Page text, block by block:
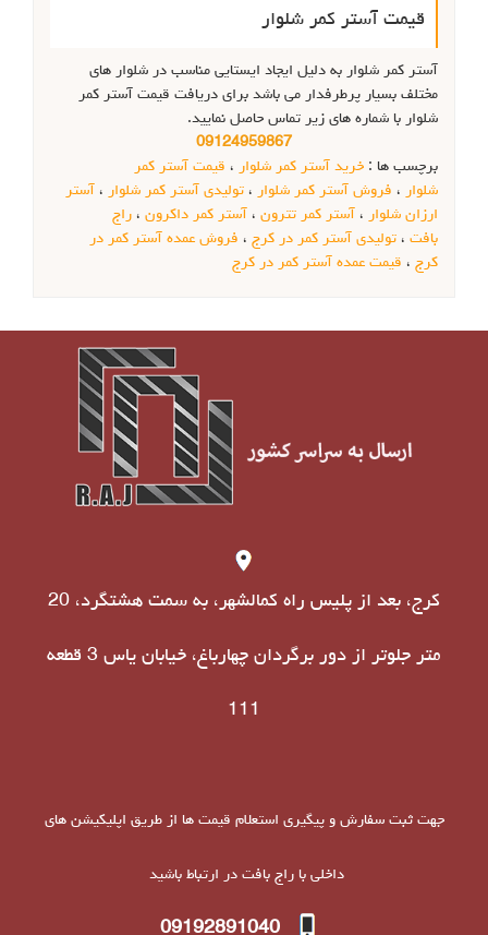
قیمت آستر کمر شلوار
آستر کمر شلوار به دلیل ایجاد ایستایی مناسب در شلوار های
مختلف بسیار پرطرفدار می باشد برای دریافت قیمت آستر کمر
شلوار با شماره های زیر تماس حاصل نمایید.
09124959867
برچسب ها : خرید آستر کمر شلوار ، قیمت آستر کمر
شلوار ، فروش آستر کمر شلوار ، تولیدی آستر کمر شلوار ، آستر
ارزان شلوار ، آستر کمر تترون ، آستر کمر داکرون ، راج
بافت ، تولیدی آستر کمر در کرج ، فروش عمده آستر کمر در
کرج ، قیمت عمده آستر کمر در کرج
کرج، بعد از پلیس راه کمالشهر، به سمت هشتگرد، 20
متر جلوتر از دور برگردان چهارباغ، خیابان یاس 3 قطعه
111
جهت ثبت سفارش و پیگیری استعلام قیمت ها از طریق اپلیکیشن های
داخلی با راج بافت در ارتباط باشید
09192891040